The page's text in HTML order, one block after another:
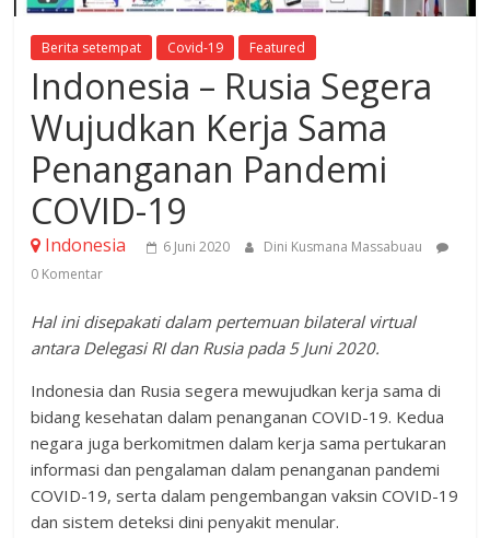
Berita setempat Covid-19 Featured
Indonesia – Rusia Segera
Wujudkan Kerja Sama
Penanganan Pandemi
COVID-19
Indonesia 6 Juni 2020
Dini Kusmana Massabuau
0 Komentar
Hal ini disepakati dalam pertemuan bilateral virtual
antara Delegasi RI dan Rusia pada 5 Juni 2020.
Indonesia dan Rusia segera mewujudkan kerja sama di
bidang kesehatan dalam penanganan COVID-19. Kedua
negara juga berkomitmen dalam kerja sama pertukaran
informasi dan pengalaman dalam penanganan pandemi
COVID-19, serta dalam pengembangan vaksin COVID-19
dan sistem deteksi dini penyakit menular.